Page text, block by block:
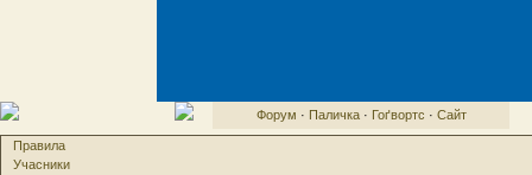
Форум · Паличка· Гоґвортс · Сайт
Правила
Учасники